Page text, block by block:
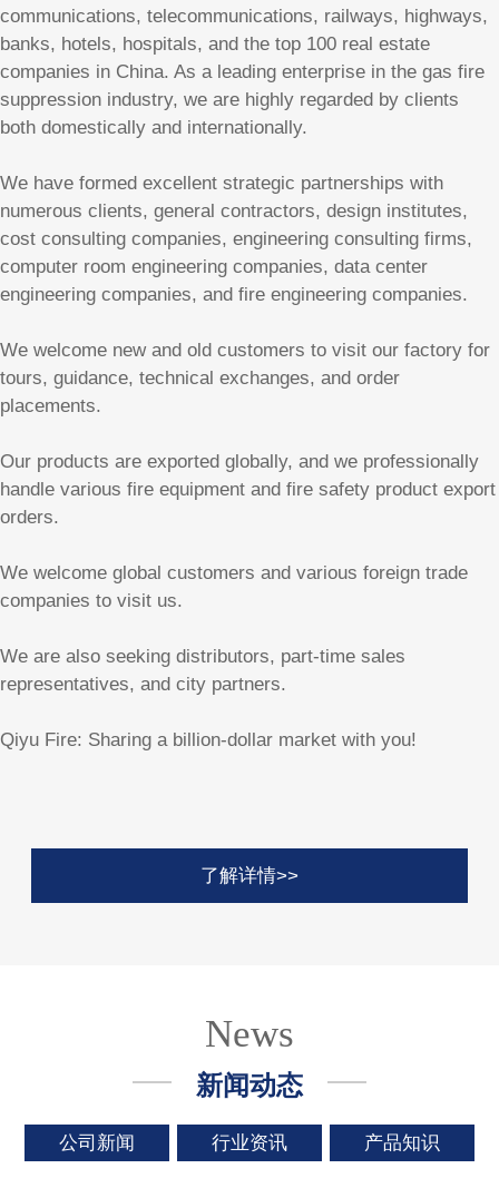
communications, telecommunications, railways, highways,
banks, hotels, hospitals, and the top 100 real estate
companies in China. As a leading enterprise in the gas fire
suppression industry, we are highly regarded by clients
both domestically and internationally.
We have formed excellent strategic partnerships with
numerous clients, general contractors, design institutes,
cost consulting companies, engineering consulting firms,
computer room engineering companies, data center
engineering companies, and fire engineering companies.
We welcome new and old customers to visit our factory for
tours, guidance, technical exchanges, and order
placements.
Our products are exported globally, and we professionally
handle various fire equipment and fire safety product export
orders.
We welcome global customers and various foreign trade
companies to visit us.
We are also seeking distributors, part-time sales
representatives, and city partners.
Qiyu Fire: Sharing a billion-dollar market with you!
了解详情>>
News
新闻动态
公司新闻 行业资讯 产品知识